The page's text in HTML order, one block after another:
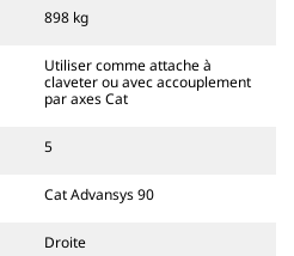
de vision du conducteur.
Cat sont compatibles avec les
hydrauliques à chaînes 311-
attaches à largeur de
d'attache spéciale CW
898 kg
Utiliser comme attache à
claveter ou avec accouplement
par axes Cat
5
Cat Advansys 90
Droite